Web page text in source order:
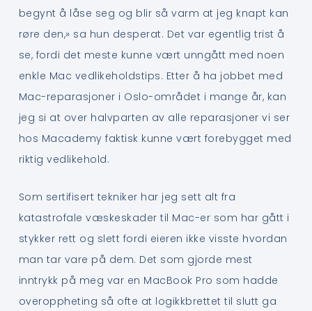
begynt å låse seg og blir så varm at jeg knapt kan
røre den,» sa hun desperat. Det var egentlig trist å
se, fordi det meste kunne vært unngått med noen
enkle Mac vedlikeholdstips. Etter å ha jobbet med
Mac-reparasjoner i Oslo-området i mange år, kan
jeg si at over halvparten av alle reparasjoner vi ser
hos Macademy faktisk kunne vært forebygget med
riktig vedlikehold.
Som sertifisert tekniker har jeg sett alt fra
katastrofale væskeskader til Mac-er som har gått i
stykker rett og slett fordi eieren ikke visste hvordan
man tar vare på dem. Det som gjorde mest
inntrykk på meg var en MacBook Pro som hadde
overoppheting så ofte at logikkbrettet til slutt ga